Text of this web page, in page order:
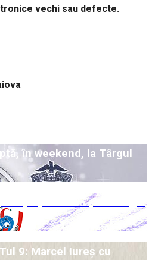
vechi sau defecte.
în weekend, la Târgul
pe scenă și la Târgul
9: Marcel Iureș cu